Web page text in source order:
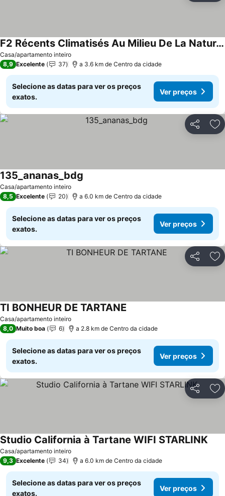
Casa/apartamento inteiro
F2 Récents Climatisés Au Milieu De La Nature Tropicale
8,9 Excelente 37 a 3.6 km de Centro da cidade
Selecione as datas para ver os preços
exatos.
Ver preços
Partilhar
Casa/apartamento inteiro
135_ananas_bdg
8,5 Excelente 20 a 6.0 km de Centro da cidade
Selecione as datas para ver os preços
exatos.
Ver preços
Partilhar
Casa/apartamento inteiro
TI BONHEUR DE TARTANE
8,0 Muito boa 6 a 2.8 km de Centro da cidade
Selecione as datas para ver os preços
exatos.
Ver preços
Partilhar
Casa/apartamento inteiro
Studio California à Tartane WIFI STARLINK
9,3 Excelente 34 a 6.0 km de Centro da cidade
Selecione as datas para ver os preços
exatos.
Ver preços